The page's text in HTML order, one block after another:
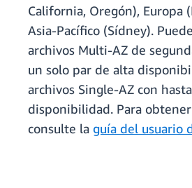
California, Oregón), Europa
Asia-Pacífico (Sídney).
archivos Multi-AZ de
un solo par de alta
archivos Single-AZ con
disponibilidad. Para
consulte la guía del usuario